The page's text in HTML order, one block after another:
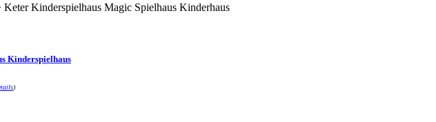
Kinderspielhaus Magic Spielhaus Kinderhaus
Kinderspielhaus
)